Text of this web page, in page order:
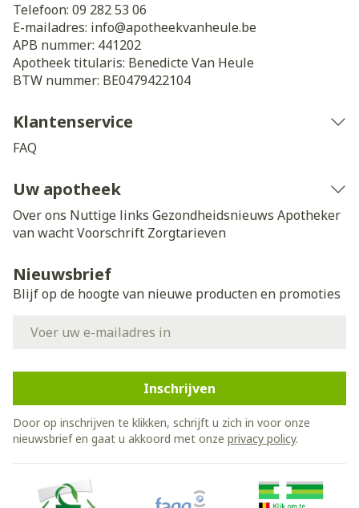
Telefoon: 09 282 53 06
E-mailadres: info@apotheekvanheule.be
APB nummer: 441202
Apotheek titularis: Benedicte Van Heule
BTW nummer: BE0479422104
Klantenservice
FAQ
Uw apotheek
Over ons Nuttige links Gezondheidsnieuws Apotheker
van wachtVoorschrift Zorgtarieven
Nieuwsbrief
Blijf op de hoogte van nieuwe producten en promoties
Inschrijven
Door op inschrijven te klikken, schrijft u zich in voor onze
nieuwsbrief en gaat u akkoord met onze privacy policy.